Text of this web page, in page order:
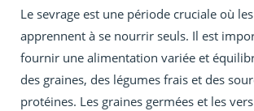
Le sevrage est une période cruciale où
apprennent à se nourrir seuls. Il est
fournir une alimentation variée et
des graines, des légumes frais et des
protéines. Les graines germées et les